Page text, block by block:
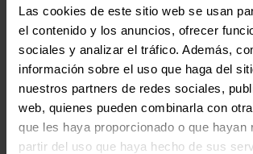
Las cookies de este sitio web se usan
el contenido y los anuncios, ofrecer
sociales y analizar el tráfico. Además,
información sobre el uso que haga del
nuestros partners de redes sociales,
web, quienes pueden combinarla con
que les haya proporcionado o que hayan
partir del uso que haya hecho de sus
Valoraciones